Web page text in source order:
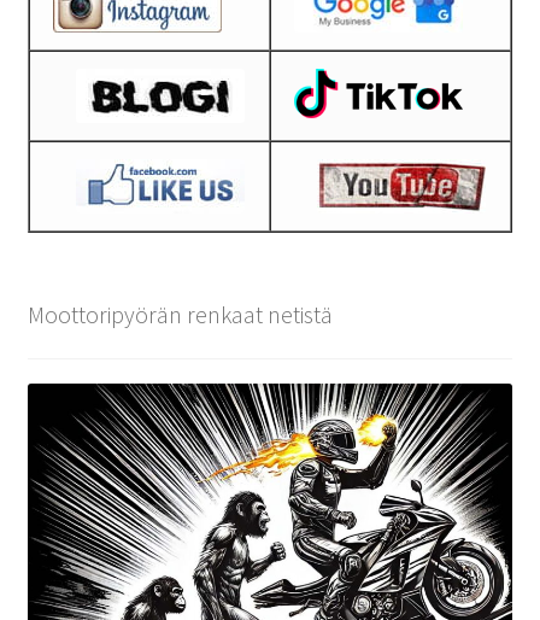
Moottoripyörän renkaat netistä